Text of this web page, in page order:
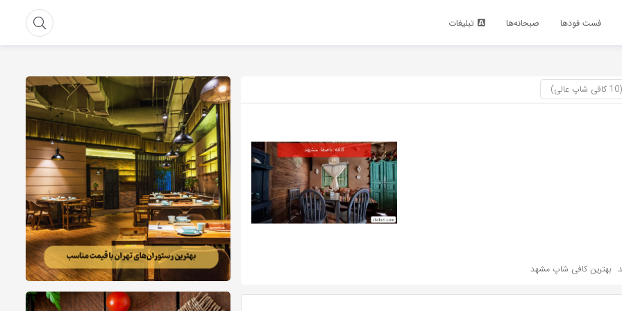
فست فود‌ها صبحانه‌ها تبلیغات
بهترین کافی شاپ مشهد